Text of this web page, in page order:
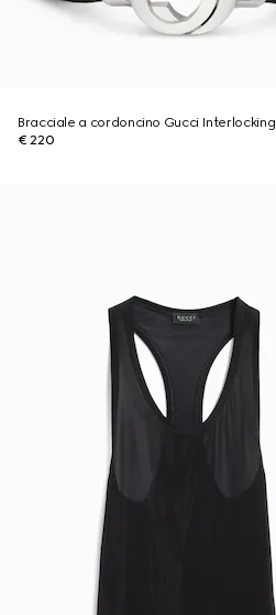
Bracciale a cordoncino Gucci Interlocking
€ 220